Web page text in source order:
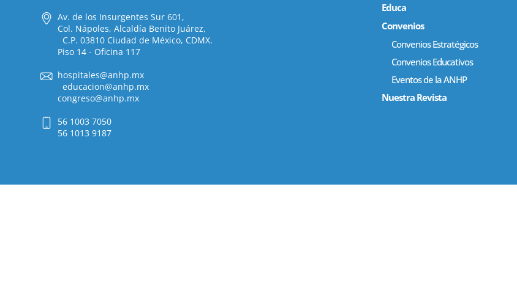
Av. de los Insurgentes Sur 601,
Col. Nápoles, Alcaldía Benito Juárez,
C.P. 03810 Ciudad de México, CDMX.
Piso 14 - Oficina 117
hospitales@anhp.mx
educacion@anhp.mx
congreso@anhp.mx
56 1003 7050
56 1013 9187
Educa
Convenios
Convenios Estratégicos
Convenios Educativos
Eventos de la ANHP
Nuestra Revista